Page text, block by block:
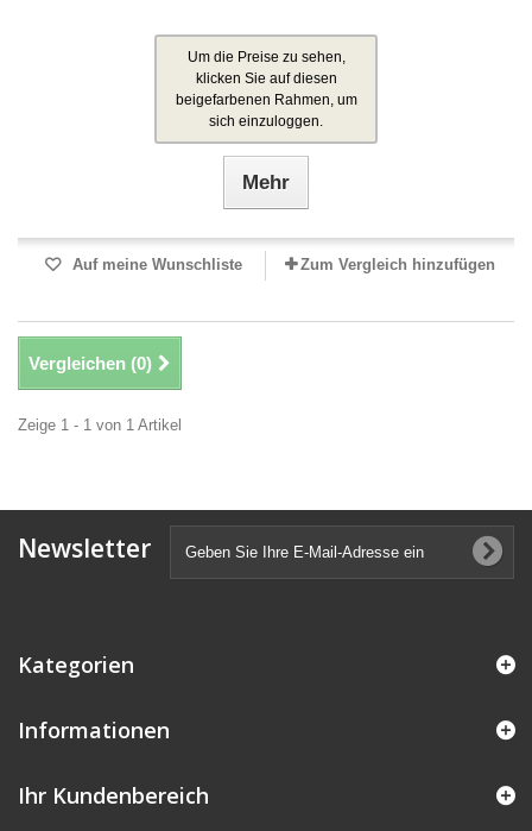
Um die Preise zu sehen,
klicken Sie auf diesen
beigefarbenen Rahmen, um
sich einzuloggen.
Mehr
Auf meine Wunschliste Zum Vergleich hinzufügen
Vergleichen (0)
Zeige 1 - 1 von 1 Artikel
Newsletter
Kategorien
Informationen
Ihr Kundenbereich